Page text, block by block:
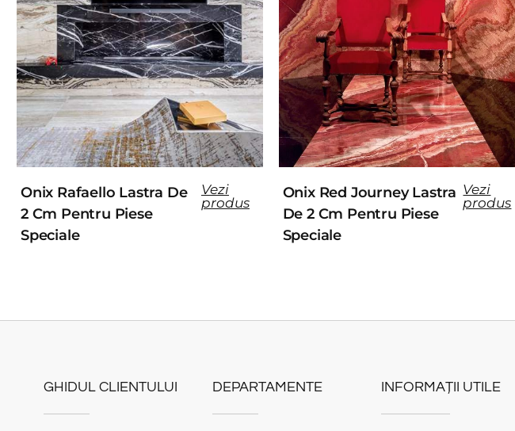
Onix Rafaello Lastra De
2 Cm Pentru Piese
Speciale
Vezi
produs
Onix Red Journey Lastra
De 2 Cm Pentru Piese
Speciale
Vezi
produs
GHIDUL CLIENTULUI DEPARTAMENTE INFORMAȚII UTILE